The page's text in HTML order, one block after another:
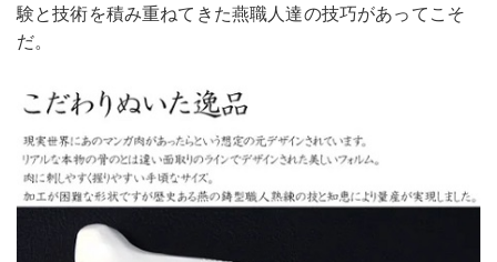
験と技術を積み重ねてきた燕職人達の技巧があってこそ
だ。